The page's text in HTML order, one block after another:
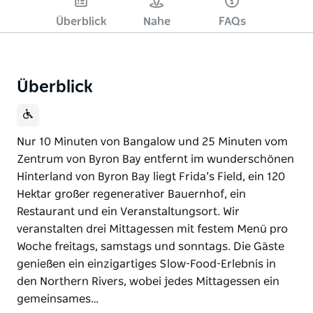
Überblick Nahe FAQs
Überblick
Nur 10 Minuten von Bangalow und 25 Minuten vom
Zentrum von Byron Bay entfernt im wunderschönen
Hinterland von Byron Bay liegt Frida’s Field, ein 120
Hektar großer regenerativer Bauernhof, ein
Restaurant und ein Veranstaltungsort. Wir
veranstalten drei Mittagessen mit festem Menü pro
Woche freitags, samstags und sonntags. Die Gäste
genießen ein einzigartiges Slow-Food-Erlebnis in
den Northern Rivers, wobei jedes Mittagessen ein
gemeinsames…